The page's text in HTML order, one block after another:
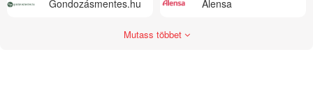
Gondozásmentes.hu Alensa
Mutass többet